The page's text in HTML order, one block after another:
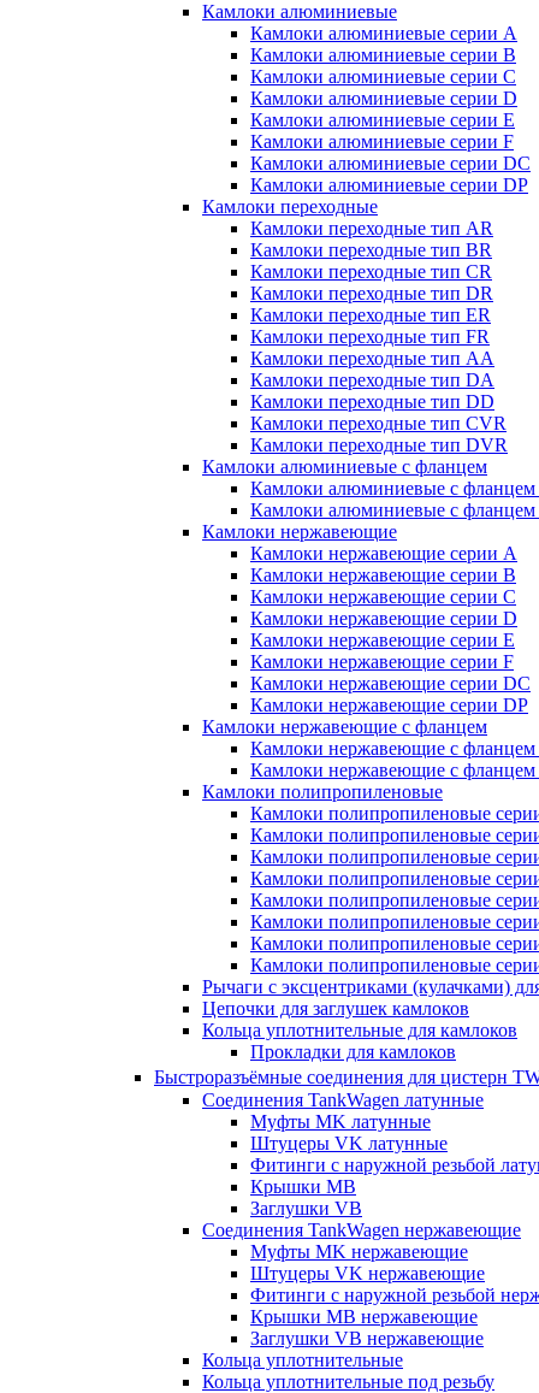
Камлоки алюминиевые
Камлоки алюминиевые серии А
Камлоки алюминиевые серии B
Камлоки алюминиевые серии C
Камлоки алюминиевые серии D
Камлоки алюминиевые серии E
Камлоки алюминиевые серии F
Камлоки алюминиевые серии DC
Камлоки алюминиевые серии DP
Камлоки переходные
Камлоки переходные тип AR
Камлоки переходные тип BR
Камлоки переходные тип CR
Камлоки переходные тип DR
Камлоки переходные тип ER
Камлоки переходные тип FR
Камлоки переходные тип AA
Камлоки переходные тип DA
Камлоки переходные тип DD
Камлоки переходные тип CVR
Камлоки переходные тип DVR
Камлоки алюминиевые с фланцем
Камлоки алюминиевые с фланцем
Камлоки алюминиевые с фланцем
Камлоки нержавеющие
Камлоки нержавеющие серии А
Камлоки нержавеющие серии В
Камлоки нержавеющие серии C
Камлоки нержавеющие серии D
Камлоки нержавеющие серии E
Камлоки нержавеющие серии F
Камлоки нержавеющие серии DC
Камлоки нержавеющие серии DP
Камлоки нержавеющие с фланцем
Камлоки нержавеющие с фланцем
Камлоки нержавеющие с фланцем
Камлоки полипропиленовые
Камлоки полипропиленовые
Камлоки полипропиленовые
Камлоки полипропиленовые
Камлоки полипропиленовые
Камлоки полипропиленовые
Камлоки полипропиленовые
Камлоки полипропиленовые
Камлоки полипропиленовые
Рычаги с эксцентриками (кулачками)
Цепочки для заглушек камлоков
Кольца уплотнительные для камлоков
Прокладки для камлоков
Быстроразъёмные соединения для цистерн
Соединения TankWagen латунные
Муфты MK латунные
Штуцеры VK латунные
Фитинги с наружной резьбой
Крышки MB
Заглушки VB
Соединения TankWagen нержавеющие
Муфты MK нержавеющие
Штуцеры VK нержавеющие
Фитинги с наружной резьбой
Крышки MB нержавеющие
Заглушки VB нержавеющие
Кольца уплотнительные
Кольца уплотнительные под резьбу